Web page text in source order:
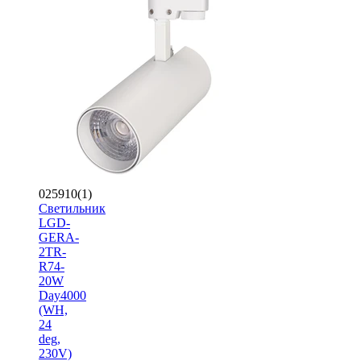
025910(1)
Светильник
LGD-
GERA-
2TR-
R74-
20W
Day4000
(WH,
24
deg,
230V)